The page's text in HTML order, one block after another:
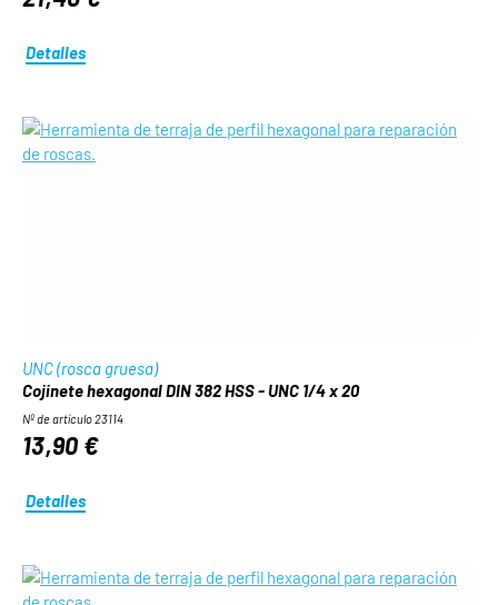
Detalles
UNC (rosca gruesa)
Cojinete hexagonal DIN 382 HSS - UNC 1/4 x 20
Nº de artículo 23114
13,90 €
Detalles